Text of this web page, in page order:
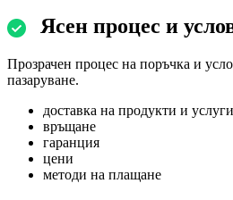
Ясен процес и
Прозрачен процес на поръчка и
пазаруване.
доставка на продукти и услуги
връщане
гаранция
цени
методи на плащане